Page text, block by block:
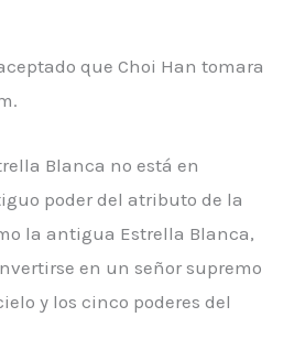
que Choi Han tomara
Blanca no está en
poder del atributo de la
la antigua Estrella Blanca,
en un señor supremo
y los cinco poderes del